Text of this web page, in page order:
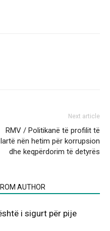
Next article
RMV / Politikanë të profilit të
lartë nën hetim për korrupsion
dhe keqpërdorim të detyrës
AUTHOR
i sigurt për pije